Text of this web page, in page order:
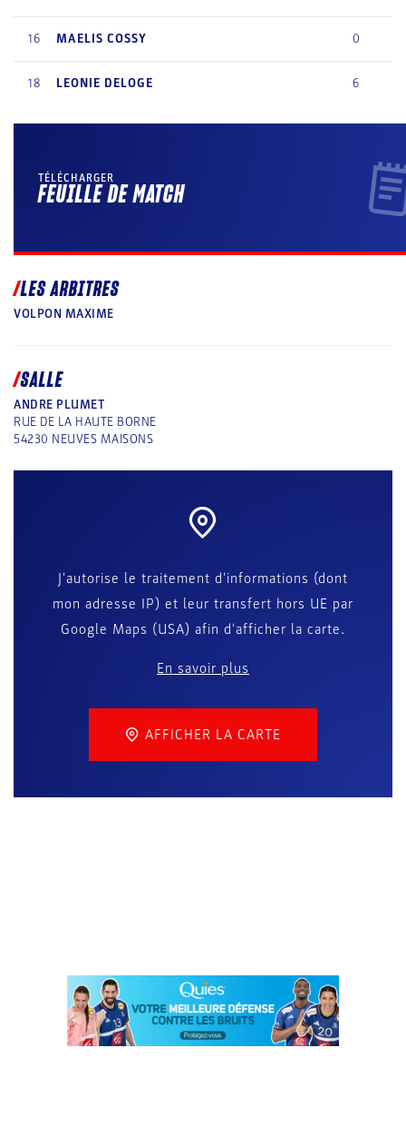
16 MAELIS COSSY 0
18 LEONIE DELOGE 6
TÉLÉCHARGER
FEUILLE DE MATCH
LES ARBITRES
VOLPON MAXIME
SALLE
ANDRE PLUMET
RUE DE LA HAUTE BORNE
54230 NEUVES MAISONS
J'autorise le traitement d'informations (dont
mon adresse IP) et leur transfert hors UE par
Google Maps (USA) afin d'afficher la carte.
En savoir plus
AFFICHER LA CARTE